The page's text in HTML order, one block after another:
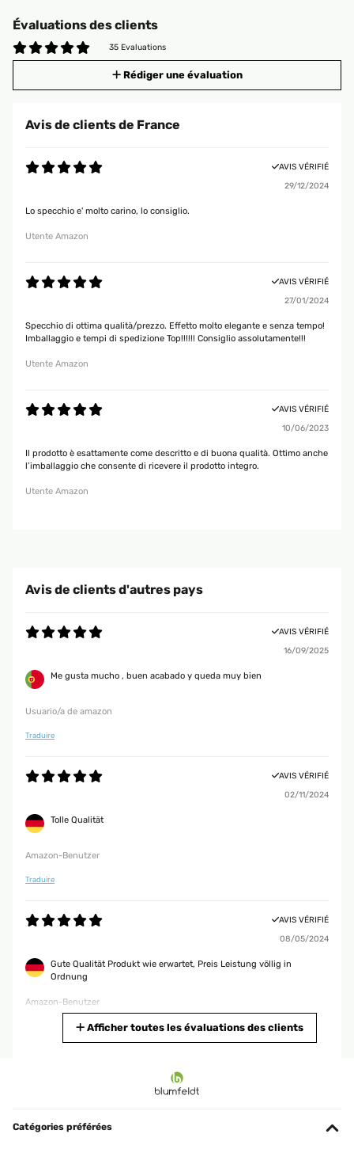
Évaluations des clients
35 Evaluations
Rédiger une évaluation
Avis de clients de France
AVIS VÉRIFIÉ
29/12/2024
Lo specchio e' molto carino, lo consiglio.
Utente Amazon
AVIS VÉRIFIÉ
27/01/2024
Specchio di ottima qualità/prezzo. Effetto molto elegante e senza tempo!
Imballaggio e tempi di spedizione Top!!!!!! Consiglio assolutamente!!!
Utente Amazon
AVIS VÉRIFIÉ
10/06/2023
Il prodotto è esattamente come descritto e di buona qualità. Ottimo anche
l’imballaggio che consente di ricevere il prodotto integro.
Utente Amazon
Avis de clients d'autres pays
AVIS VÉRIFIÉ
16/09/2025
Me gusta mucho , buen acabado y queda muy bien
Usuario/a de amazon
Traduire
AVIS VÉRIFIÉ
02/11/2024
Tolle Qualität
Amazon-Benutzer
Traduire
AVIS VÉRIFIÉ
08/05/2024
Gute Qualität Produkt wie erwartet, Preis Leistung völlig in
Ordnung
Amazon-Benutzer
Afficher toutes les évaluations des clients
Catégories préférées